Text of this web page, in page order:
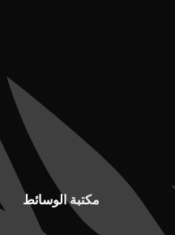
مكتبة الوسائط